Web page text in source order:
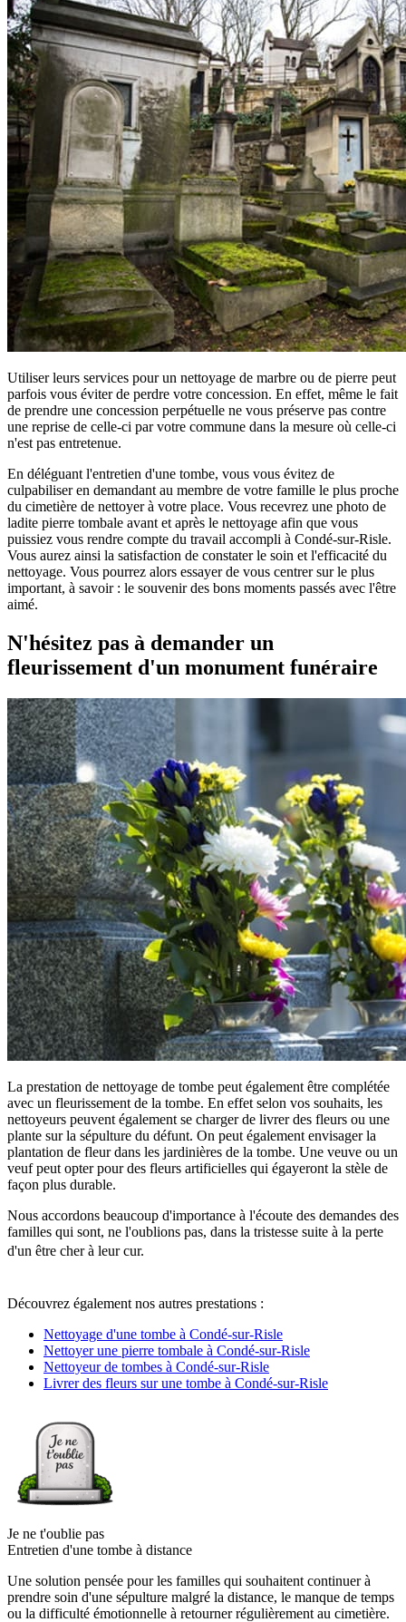
Utiliser leurs services pour un nettoyage de marbre ou de pierre peut
parfois vous éviter de perdre votre concession. En effet, même le fait
de prendre une concession perpétuelle ne vous préserve pas contre
une reprise de celle-ci par votre commune dans la mesure où celle-ci
n'est pas entretenue.
En déléguant l'entretien d'une tombe, vous vous évitez de
culpabiliser en demandant au membre de votre famille le plus proche
du cimetière de nettoyer à votre place. Vous recevrez une photo de
ladite pierre tombale avant et après le nettoyage afin que vous
puissiez vous rendre compte du travail accompli à Condé-sur-Risle.
Vous aurez ainsi la satisfaction de constater le soin et l'efficacité du
nettoyage. Vous pourrez alors essayer de vous centrer sur le plus
important, à savoir : le souvenir des bons moments passés avec l'être
aimé.
N'hésitez pas à demander un
fleurissement d'un monument funéraire
La prestation de nettoyage de tombe peut également être complétée
avec un fleurissement de la tombe. En effet selon vos souhaits, les
nettoyeurs peuvent également se charger de livrer des fleurs ou une
plante sur la sépulture du défunt. On peut également envisager la
plantation de fleur dans les jardinières de la tombe. Une veuve ou un
veuf peut opter pour des fleurs artificielles qui égayeront la stèle de
façon plus durable.
Nous accordons beaucoup d'importance à l'écoute des demandes des
familles qui sont, ne l'oublions pas, dans la tristesse suite à la perte
d'un être cher à leur cur.
Découvrez également nos autres prestations :
Nettoyage d'une tombe à Condé-sur-Risle
Nettoyer une pierre tombale à Condé-sur-Risle
Nettoyeur de tombes à Condé-sur-Risle
Livrer des fleurs sur une tombe à Condé-sur-Risle
Je ne t'oublie pas
Entretien d'une tombe à distance
Une solution pensée pour les familles qui souhaitent continuer à
prendre soin d'une sépulture malgré la distance, le manque de temps
ou la difficulté émotionnelle à retourner régulièrement au cimetière.